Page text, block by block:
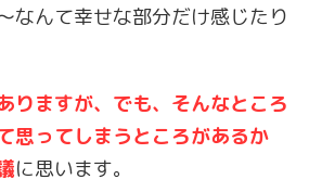
なんて幸せな部分だけ感じたり
りますが、でも、そんなところ
思ってしまうところがあるか
に思います。